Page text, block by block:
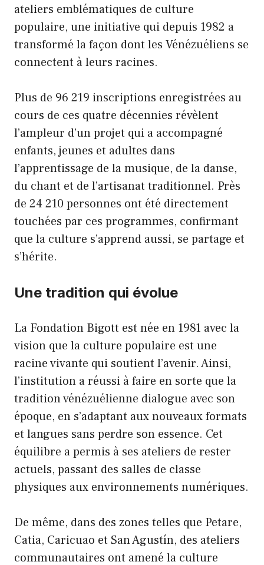
ateliers emblématiques de culture
populaire, une initiative qui depuis 1982 a
transformé la façon dont les Vénézuéliens se
connectent à leurs racines.
Plus de 96 219 inscriptions enregistrées au
cours de ces quatre décennies révèlent
l’ampleur d’un projet qui a accompagné
enfants, jeunes et adultes dans
l’apprentissage de la musique, de la danse,
du chant et de l’artisanat traditionnel. Près
de 24 210 personnes ont été directement
touchées par ces programmes, confirmant
que la culture s’apprend aussi, se partage et
s’hérite.
Une tradition qui évolue
La Fondation Bigott est née en 1981 avec la
vision que la culture populaire est une
racine vivante qui soutient l’avenir. Ainsi,
l’institution a réussi à faire en sorte que la
tradition vénézuélienne dialogue avec son
époque, en s’adaptant aux nouveaux formats
et langues sans perdre son essence. Cet
équilibre a permis à ses ateliers de rester
actuels, passant des salles de classe
physiques aux environnements numériques.
De même, dans des zones telles que Petare,
Catia, Caricuao et San Agustín, des ateliers
communautaires ont amené la culture